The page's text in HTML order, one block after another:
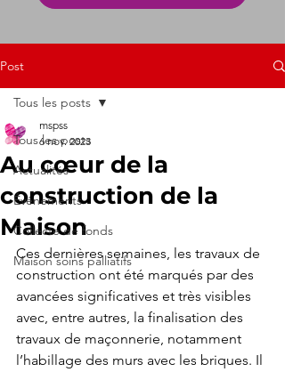
Post
Tous les posts
Actualités
Événements
Collecte de fonds
Maison soins palliatifs
Tous les posts
Au cœur de la
construction de la
Maison
mspss
6 nov. 2023
Ces dernières semaines, les travaux de
construction ont été marqués par des
avancées significatives et très visibles
avec, entre autres, la finalisation des
travaux de maçonnerie, notamment
l’habillage des murs avec les briques. Il